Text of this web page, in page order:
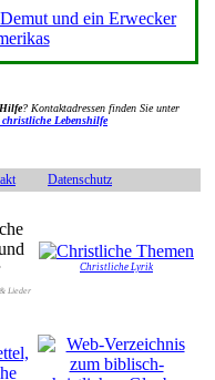
und ein Erwecker
? Kontaktadressen finden Sie unter
christliche Lebenshilfe
Datenschutz
Lieder
Christliche Lyrik